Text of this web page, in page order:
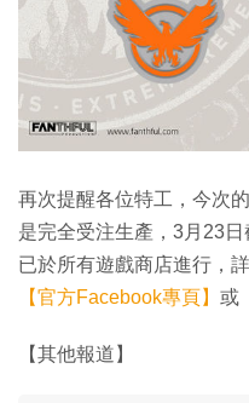
再次提醒各位特工，今次
是完全受注生產，3月23
已於所有遊戲商店進行，
【官方Facebook專頁】 或
【其他報道】